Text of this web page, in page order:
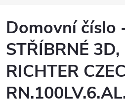
Domovní číslo
STŘÍBRNÉ
RICHTER